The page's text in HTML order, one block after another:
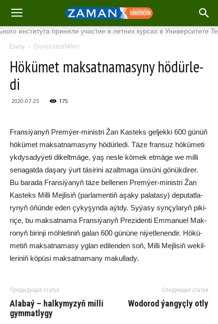
приняли участие в летних курсах в Университете
Esasy Dünýä täzelikleri
Hö­kü­met mak­sat­na­ma­sy­ny hö­dür­le­
di
2020-07-25 175
Fran­si­ýa­nyň Prem­ýer-mi­nist­ri Žan Kas­teks gel­jek­ki 600 gü­nüň
hö­kü­met mak­sat­na­ma­sy­ny hö­dür­le­di. Tä­ze fran­suz hö­kü­me­ti
yk­dy­sa­dy­ýe­ti di­kelt­mä­ge, ýaş nes­le kö­mek et­mä­ge we mil­li
se­na­gat­da da­şa­ry ýurt tä­si­ri­ni azalt­ma­ga ün­sü­ni gö­nük­di­rer.
Bu ba­ra­da Fran­si­ýa­nyň tä­ze bel­le­nen Prem­ýer-mi­nist­ri Žan
Kas­teks Mil­li Mej­li­siň (par­la­men­tiň aşa­ky pa­la­ta­sy) de­pu­tat­la­
ry­nyň öňün­de eden çy­ky­şyn­da aýt­dy. Sy­ýa­sy syn­çy­la­ryň pi­ki­
ri­çe, bu mak­sat­na­ma Fran­si­ýa­nyň Pre­zi­den­ti Em­ma­nu­el Mak­
ro­nyň bi­rin­ji möh­le­ti­niň ga­lan 600 gü­nü­ne ni­ýet­le­nen­dir. Hö­kü­
me­tiň mak­sat­na­ma­sy yg­lan edi­len­den soň, Mil­li Mej­li­siň we­kil­
le­ri­niň kö­pü­si mak­sat­na­ma­ny ma­kul­la­dy.
Предыдущая статья
Alabaý – halkymyzyň milli
gymmatlygy
Следующая статья
Wo­do­rod ýan­gyç­ly ot­ly